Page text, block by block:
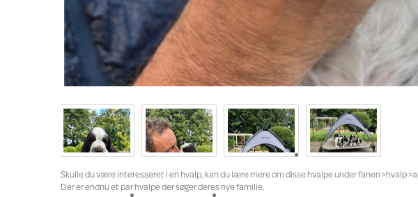
Skulle du være interesseret i en hvalp, kan du lære mere om disse hvalpe under fanen >hvalp
Der er endnu et par hvalpe der søger deres nye familie.